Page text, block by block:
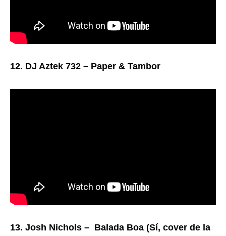
12. DJ Aztek 732 – Paper & Tambor
13. Josh Nichols – Balada Boa (Sí, cover de la